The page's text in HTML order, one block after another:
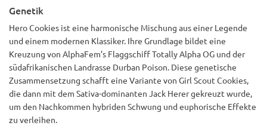
Genetik
Hero Cookies ist eine harmonische Mischung aus einer Legende
und einem modernen Klassiker. Ihre Grundlage bildet eine
Kreuzung von AlphaFem’s Flaggschiff Totally Alpha OG und der
südafrikanischen Landrasse Durban Poison. Diese genetische
Zusammensetzung schafft eine Variante von Girl Scout Cookies,
die dann mit dem Sativa-dominanten Jack Herer gekreuzt wurde,
um den Nachkommen hybriden Schwung und euphorische Effekte
zu verleihen.